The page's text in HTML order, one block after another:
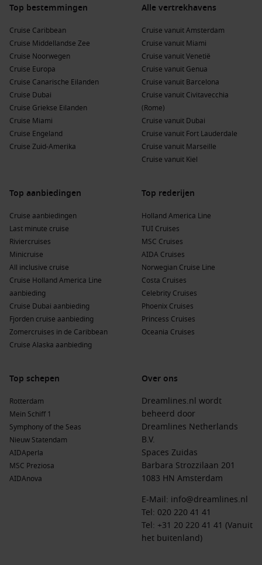
Rome tot de hoofdstad van de mode in het Noorden Milaan,
stad. Daarnaast is er ook nog de vulkaan Etna op Sicilië, zo
laat dit land zien hoe divers het is. Wanneer u vanaf dit
prachtige land een cruise maakt zult u de azuur blauwe zee
ontdekken en prachtige steden Zoals Rome waar u zeker niet
mag vergeten om de Sint Pieters kerk en het Vaticaan te
bezoeken. Wanneer u verder stopt in Italië komt u
bijvoorbeeld in door velen wel de mooiste stad ter wereld
genoemd, en in ieder geval een van de meest romantische,
Venetië. Ook steden als het oude Bari, Livorno en Catania zijn
een waar genot om te zien.
Top bestemmingen
Cruise Caribbean
Cruise Middellandse Zee
Cruise Noorwegen
Cruise Europa
Cruise Canarische Eilanden
Cruise Dubai
Cruise Griekse Eilanden
Cruise Miami
Cruise Engeland
Cruise Zuid-Amerika
Alle vertrekhavens
Cruise vanuit Amsterdam
Cruise vanuit Miami
Cruise vanuit Venetië
Cruise vanuit Genua
Cruise vanuit Barcelona
Cruise vanuit Civitavecchia
(Rome)
Cruise vanuit Dubai
Cruise vanuit Fort Lauderdale
Cruise vanuit Marseille
Cruise vanuit Kiel
Top aanbiedingen
Cruise aanbiedingen
Last minute cruise
Riviercruises
Minicruise
All inclusive cruise
Cruise Holland America Line
aanbieding
Cruise Dubai aanbieding
Fjorden cruise aanbieding
Zomercruises in de Caribbean
Cruise Alaska aanbieding
Top rederijen
Holland America Line
TUI Cruises
MSC Cruises
AIDA Cruises
Norwegian Cruise Line
Costa Cruises
Celebrity Cruises
Phoenix Cruises
Princess Cruises
Oceania Cruises
Top schepen
Rotterdam
Mein Schiff 1
Symphony of the Seas
Nieuw Statendam
AIDAperla
MSC Preziosa
AIDAnova
Over ons
Dreamlines.nl wordt
beheerd door
Dreamlines Netherlands
B.V.
Spaces Zuidas
Barbara Strozzilaan 201
1083 HN Amsterdam
E-Mail: info@dreamlines.nl
Tel: 020 220 41 41
Tel: +31 20 220 41 41 (Vanuit
het buitenland)